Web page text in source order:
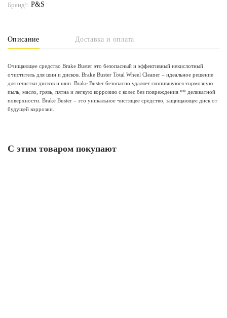
Бренд!: P&S
Описание Доставка и оплата
Очищающее средство Brake Buster это безопасный и эффективный некислотный
очиститель для шин и дисков. Brake Buster Total Wheel Cleaner – идеальное решение
для очистки дисков и шин. Brake Buster безопасно удаляет скопившуюся тормозную
пыль, масло, грязь, пятна и легкую коррозию с колес без повреждения ** деликатной
поверхности. Brake Buster – это уникальное чистящее средство, защищающее диск от
будущей коррозии.
С этим товаром покупают